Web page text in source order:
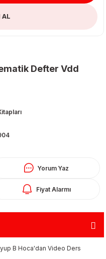
Defter Vdd
Yorum Yaz
Fiyat Alarmı
AL
B Hoca'dan Video Ders